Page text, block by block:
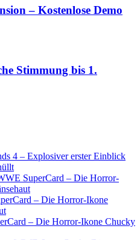
– Kostenlose Demo
Stimmung bis 1.
4 – Explosiver erster Einblick
SuperCard – Die Horror-
– Die Horror-Ikone
– Die Horror-Ikone Chucky